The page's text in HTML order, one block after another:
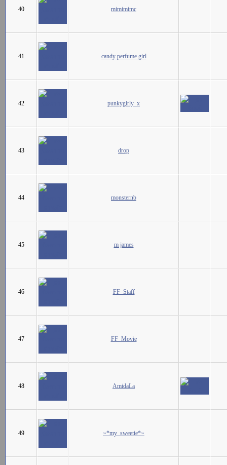
40 mimimimc
41 candy perfume girl
42 punkygirly_x
43 drop
44 monsternb
45 m james
46 FF_Staff
47 FF_Movie
48 AmidaLa
49 ~*my_sweetie*~